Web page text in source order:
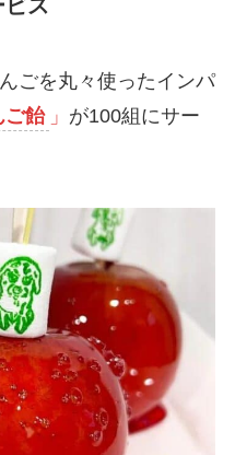
ス
ごを丸々使ったインパ
ご飴 」 が100組にサー